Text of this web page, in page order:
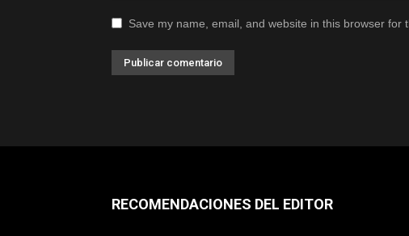
Save my name, email, and website in this browser for
RECOMENDACIONES DEL EDITOR